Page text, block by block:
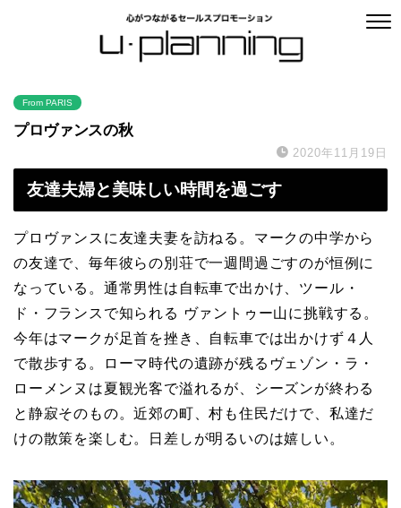
From PARIS
プロヴァンスの秋
2020年11月19日
友達夫婦と美味しい時間を過ごす
プロヴァンスに友達夫妻を訪ねる。マークの中学から
の友達で、毎年彼らの別荘で一週間過ごすのが恒例に
なっている。通常男性は自転車で出かけ、ツール・
ド・フランスで知られる ヴァントゥー山に挑戦する。
今年はマークが足首を挫き、自転車では出かけず４人
で散歩する。ローマ時代の遺跡が残るヴェゾン・ラ・
ローメンヌは夏観光客で溢れるが、シーズンが終わる
と静寂そのもの。近郊の町、村も住民だけで、私達だ
けの散策を楽しむ。日差しが明るいのは嬉しい。